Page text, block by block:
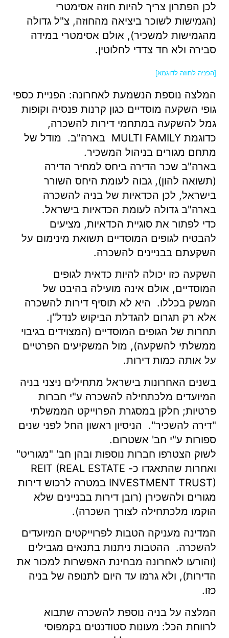
לכן הפתרון צריך להיות חוזה אסימטרי
(הגמישות לשוכר ביציאה מהחוזה, צ"ל גדולה
מהגמישות למשכיר), אולם אסימטרי במידה
סבירה ולא חד צדדי לחלוטין.
[הפניה לחוזה לדוגמא]
המלצה נוספת הנשמעת לאחרונה: הפניית כספי
גופי השקעה מוסדיים כגון קרנות פנסיה וקופות
גמל להשקעה במתחמי דירות להשכרה,
כדוגמת MULTI FAMILY בארה"ב. מודל של
מתחם מגורים בניהול המשכיר.
בארה"ב שכר הדירה ביחס למחיר הדירה
(תשואה להון), גבוה לעומת היחס השורר
בישראל, לכן הכדאיות של בניה להשכרה
בארה"ב גדולה לעומת הכדאיות בישראל.
כדי לפתור את סוגיית הכדאיות, מציעים
להבטיח לגופים המוסדיים תשואת מינימום על
השקעתם בבניינים להשכרה.
השקעה כזו יכולה להיות כדאית לגופים
המוסדיים, אולם אינה מועילה בהיבט של
המשק בכללו. היא לא תוסיף דירות להשכרה
אלא רק תגרום להגדלת הביקוש לנדל"ן.
תחרות של הגופים המוסדיים (המצוידים בגיבוי
ממשלתי להשקעה), מול המשקיעים הפרטיים
על אותה כמות דירות.
בשנים האחרונות בישראל מתחילים ניצני בניה
המיועדים מלכתחילה להשכרה ע"י חברות
פרטיות; חלקן במסגרת הפרוייקט הממשלתי
"דירה להשכיר". הניסיון ראשון החל לפני שנים
ספורות ע"י חב' אשטרום.
לשוק הצטרפו חברות נוספות ובהן חב' "מגוריט"
ואחרות שהתאגדו כ- REIT (REAL ESTATE
INVESTMENT TRUST) במטרה לרכוש דירות
מגורים ולהשכירן (רובן דירות בבניינים שלא
הוקמו מלכתחילה לצורך השכרה).
המדינה מעניקה הטבות לפרוייקטים המיועדים
להשכרה. ההטבות ניתנות בתנאים מגבילים
(והורעו לאחרונה מבחינת האפשרות למכור את
הדירות), ולא גרמו עד היום לתנופה של בניה
כזו.
המלצה על בניה נוספת להשכרה שתבוא
לרווחת הכל: מעונות סטודנטים בקמפוסי